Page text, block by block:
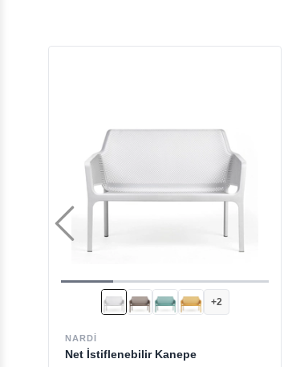
+2
NARDI
Net İstiflenebilir Kanepe